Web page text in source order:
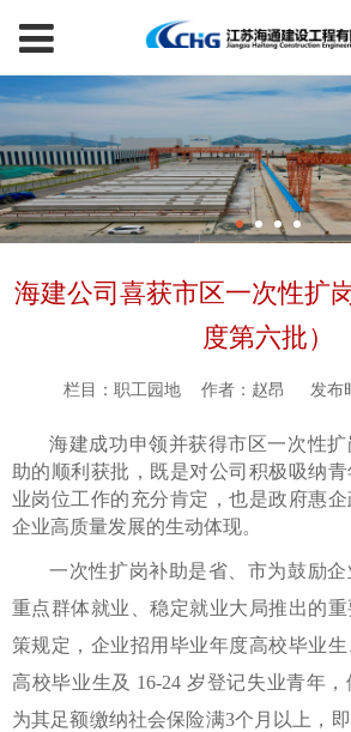
海建公司喜获市区一次性扩
度第六批）
栏目：职工园地 作者：赵昂 发布
海建成功申领并获得市区一次性
助的顺利获批，既是对公司积极吸纳
业岗位工作的充分肯定，也是政府惠
企业高质量发展的生动体现。
一次性扩岗补助是省、市为鼓励
重点群体就业、稳定就业大局推出的
策规定，企业招用毕业年度高校毕业
高校毕业生及 16-24 岁登记失业青年
为其足额缴纳社会保险满3个月以上，